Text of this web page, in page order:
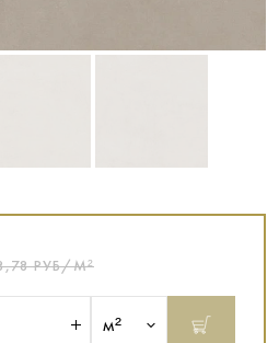
РУБ/М²
м²